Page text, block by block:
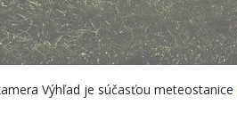
Výhľad je súčasťou meteostanice